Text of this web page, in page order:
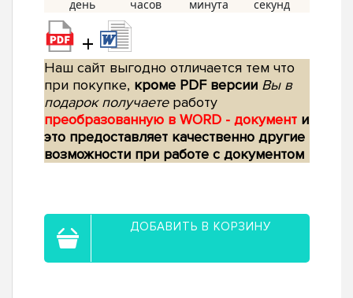
+
Наш сайт выгодно отличается тем что
при покупке, кроме PDF версии Вы в
подарок получаетеработу
преобразованную в WORD - документ и
это предоставляет качественно другие
возможности при работе с документом
ДОБАВИТЬ В КОРЗИНУ